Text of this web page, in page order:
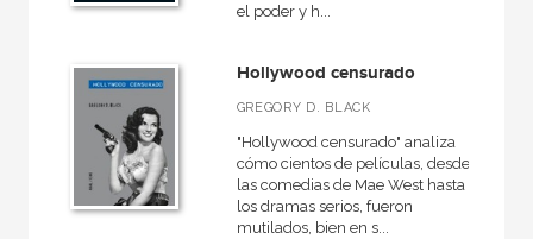
CATÁLOGOS PDF
Catálogos PDF
el poder y h...
Hollywood censurado
GREGORY D. BLACK
"Hollywood censurado" analiza
cómo cientos de películas, desde
las comedias de Mae West hasta
los dramas serios, fueron
mutilados, bien en s...